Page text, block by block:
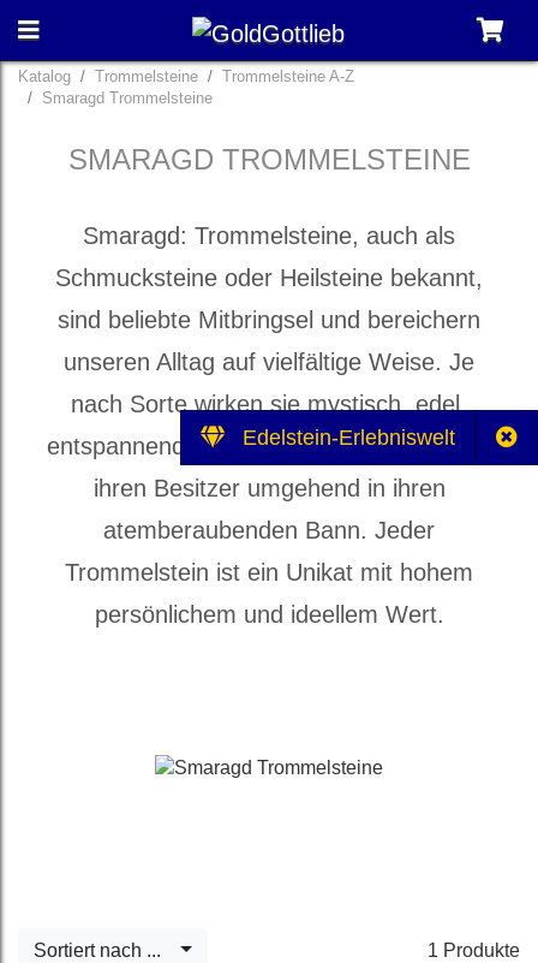
Edelstein-Erlebniswelt
Katalog Trommelsteine
Trommelsteine A-Z
Smaragd Trommelsteine
SMARAGD TROMMELSTEINE
Smaragd: Trommelsteine, auch als
Schmucksteine oder Heilsteine bekannt,
sind beliebte Mitbringsel und bereichern
unseren Alltag auf vielfältige Weise. Je
nach Sorte wirken sie mystisch, edel,
entspannend und heilbringend und ziehen
ihren Besitzer umgehend in ihren
atemberaubenden Bann. Jeder
Trommelstein ist ein Unikat mit hohem
persönlichem und ideellem Wert.
1 Produkte
Sortiert nach ...